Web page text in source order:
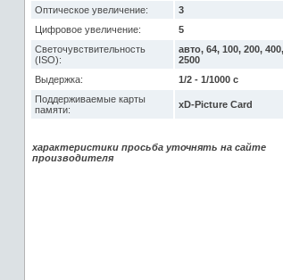
Оптическое увеличение:
3
Цифровое увеличение:
5
Светочувствительность
(ISO):
авто, 64, 100, 200,
2500
Выдержка:
1/2 - 1/1000 с
Поддерживаемые карты
памяти:
xD-Picture Card
характеристики просьба уточнять на сайте
производителя